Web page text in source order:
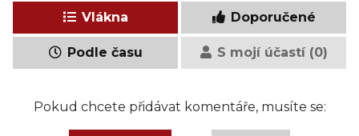
Vlákna Doporučené
Podle času S mojí účastí (0)
Pokud chcete přidávat komentáře, musíte se: